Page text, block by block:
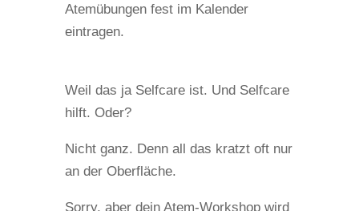
Atemübungen fest im Kalender
eintragen.
Weil das ja Selfcare ist. Und Selfcare
hilft. Oder?
Nicht ganz. Denn all das kratzt oft nur
an der Oberfläche.
Sorry, aber dein Atem-Workshop wird